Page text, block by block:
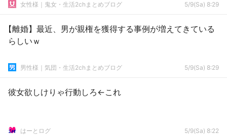
女性様｜鬼女・生活2chまとめブログ 5/9(Sa) 8:29
【離婚】最近、男が親権を獲得する事例が増えてきている
らしいｗ
男性様｜気団・生活2chまとめブログ 5/9(Sa) 8:29
彼女欲しけりゃ行動しろ←これ
はーとログ 5/9(Sa) 8:22